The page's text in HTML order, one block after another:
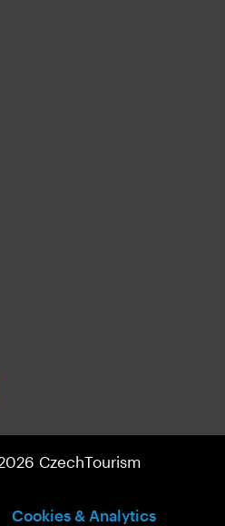
CzechTourism
Cookies & Analytics